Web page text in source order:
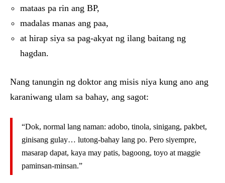
mataas pa rin ang BP,
madalas manas ang paa,
at hirap siya sa pag-akyat ng ilang baitang ng
hagdan.
Nang tanungin ng doktor ang misis niya kung ano ang
karaniwang ulam sa bahay, ang sagot:
“Dok, normal lang naman: adobo, tinola, sinigang, pakbet,
ginisang gulay… lutong-bahay lang po. Pero siyempre,
masarap dapat, kaya may patis, bagoong, toyo at maggie
paminsan-minsan.”